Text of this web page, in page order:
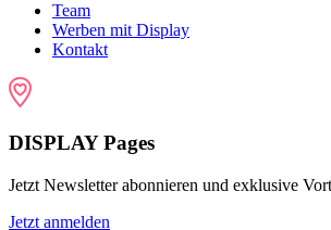
Team
Werben mit Display
Kontakt
DISPLAY Pages
Jetzt Newsletter abonnieren und exklusive
Jetzt anmelden